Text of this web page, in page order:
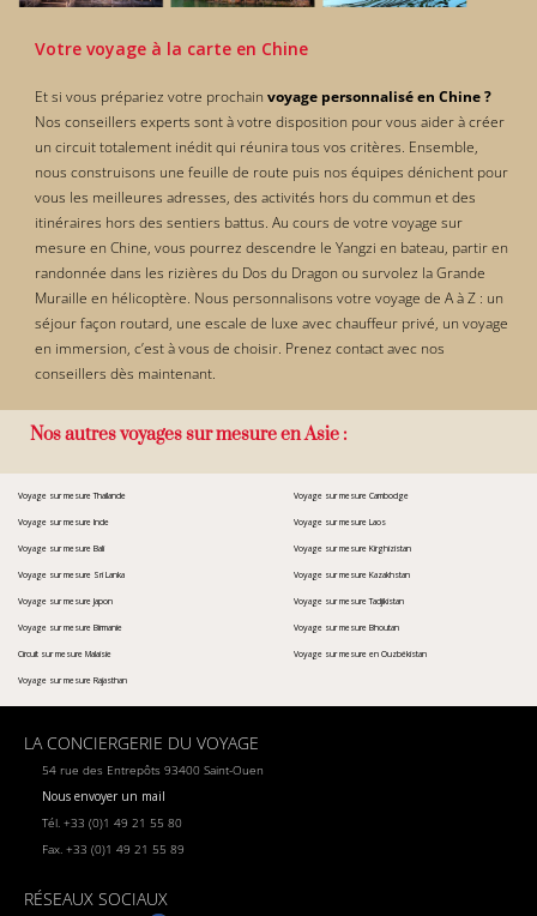
Votre voyage à la carte en Chine
Et si vous prépariez votre prochain voyage personnalisé en Chine ?
Nos conseillers experts sont à votre disposition pour vous aider à créer
un circuit totalement inédit qui réunira tous vos critères. Ensemble,
nous construisons une feuille de route puis nos équipes dénichent pour
vous les meilleures adresses, des activités hors du commun et des
itinéraires hors des sentiers battus. Au cours de votre voyage sur
mesure en Chine, vous pourrez descendre le Yangzi en bateau, partir en
randonnée dans les rizières du Dos du Dragon ou survolez la Grande
Muraille en hélicoptère. Nous personnalisons votre voyage de A à Z : un
séjour façon routard, une escale de luxe avec chauffeur privé, un voyage
en immersion, c’est à vous de choisir. Prenez contact avec nos
conseillers dès maintenant.
Nos autres voyages sur mesure en Asie :
Voyage sur mesure Thaïlande
Voyage sur mesure Inde
Voyage sur mesure Bali
Voyage sur mesure Sri Lanka
Voyage sur mesure Japon
Voyage sur mesure Birmanie
Circuit sur mesure Malaisie
Voyage sur mesure Rajasthan
Voyage sur mesure Cambodge
Voyage sur mesure Laos
Voyage sur mesure Kirghizistan
Voyage sur mesure Kazakhstan
Voyage sur mesure Tadjikistan
Voyage sur mesure Bhoutan
Voyage sur mesure en Ouzbékistan
LA CONCIERGERIE DU VOYAGE
54 rue des Entrepôts 93400 Saint-Ouen
Nous envoyer un mail
Tél. +33 (0)1 49 21 55 80
Fax. +33 (0)1 49 21 55 89
RÉSEAUX SOCIAUX